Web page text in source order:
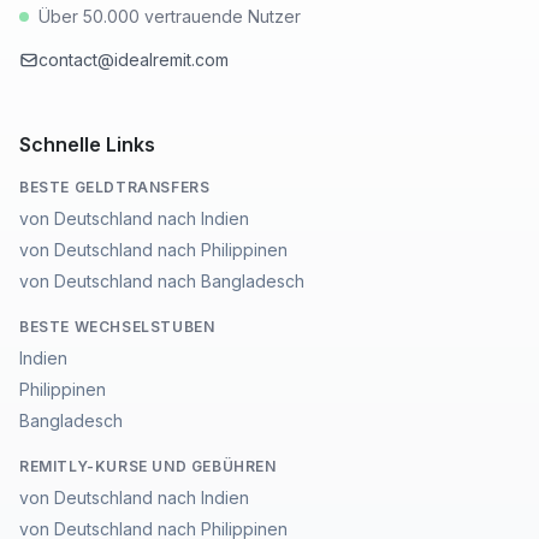
Über 50.000 vertrauende Nutzer
contact@idealremit.com
Schnelle Links
BESTE GELDTRANSFERS
von Deutschland nach Indien
von Deutschland nach Philippinen
von Deutschland nach Bangladesch
BESTE WECHSELSTUBEN
Indien
Philippinen
Bangladesch
REMITLY-KURSE UND GEBÜHREN
von Deutschland nach Indien
von Deutschland nach Philippinen